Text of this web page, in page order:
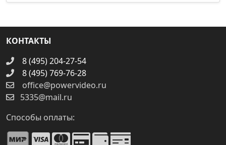
КОНТАКТЫ
8 (495) 204-27-54
8 (495) 769-76-28
office@powervideo.ru
5335@mail.ru
Способы оплаты: